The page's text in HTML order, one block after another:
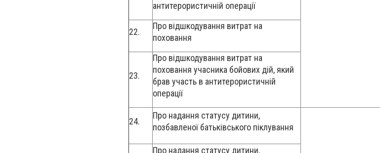
антитерористичній операції
22.
Про відшкодування витрат на
поховання
23.
Про відшкодування витрат на
поховання учасника бойових дій, який
брав участь в антитерористичній
операції
24.
Про надання статусу дитини,
позбавленої батьківського піклування
Про надання статусу дитини,